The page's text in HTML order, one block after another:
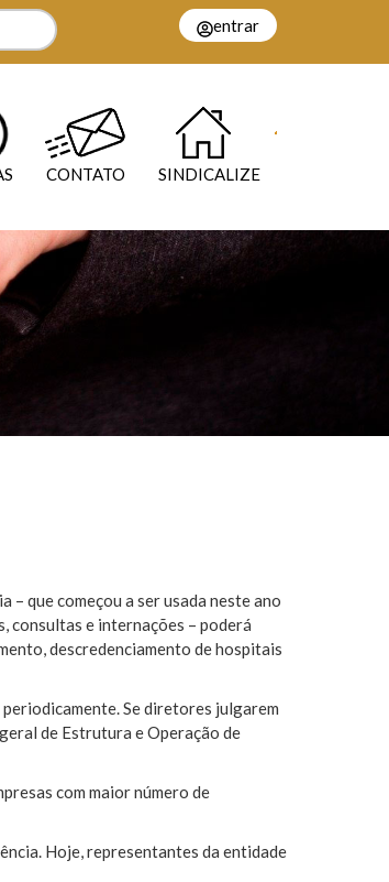
entrar
CONTATO SINDICALIZE
– que começou a ser usada neste ano
consultas e internações – poderá
descredenciamento de hospitais
Se diretores julgarem
de Estrutura e Operação de
com maior número de
Hoje, representantes da entidade